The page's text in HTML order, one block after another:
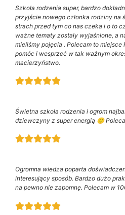
Szkoła rodzenia super, bardzo
przyjście nowego członka rodziny na
strach przed tym co nas czeka i o to
ważne tematy zostały wyjaśnione, a
mieliśmy pojęcia . Polecam to
pomóc i wesprzeć w tak ważnym
macierzyństwo.
Świetna szkoła rodzenia i ogrom
dziewczyny z super energią 🙂
Ogromna wiedza poparta
interesujący sposób. Bardzo dużo
na pewno nie zapomnę. Polecam w